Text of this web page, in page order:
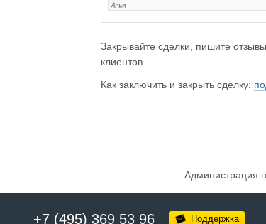
Закрывайте сделки, пишите
клиентов.
Как заключить и закрыть сделку:
Администрация
+7 (495) 369 53 96 Поддержка